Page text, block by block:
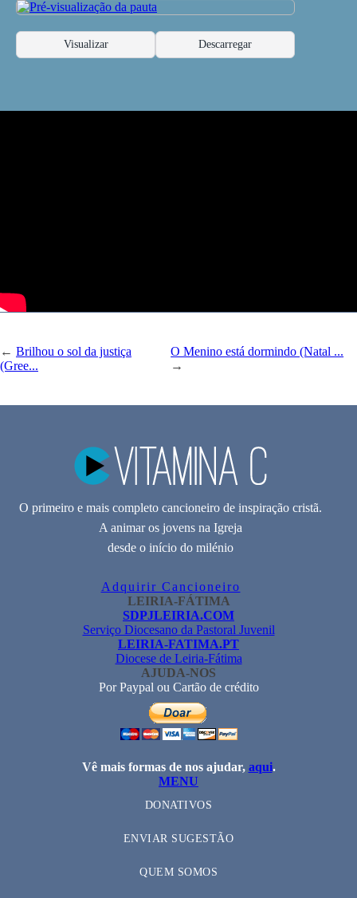
Visualizar Descarregar
← Brilhou o sol da justiça
(Gree...
O Menino está dormindo (Natal ...
→
O primeiro e mais completo cancioneiro de inspiração cristã.
A animar os jovens na Igreja
desde o início do milénio
Adquirir Cancioneiro
LEIRIA-FÁTIMA
SDPJLEIRIA.COM
Serviço Diocesano da Pastoral Juvenil
LEIRIA-FATIMA.PT
Diocese de Leiria-Fátima
AJUDA-NOS
Por Paypal ou Cartão de crédito
Vê mais formas de nos ajudar, aqui.
MENU
DONATIVOS
ENVIAR SUGESTÃO
QUEM SOMOS